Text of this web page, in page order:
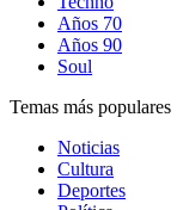
Años 70
Años 90
Soul
Temas más populares
Noticias
Cultura
Deportes